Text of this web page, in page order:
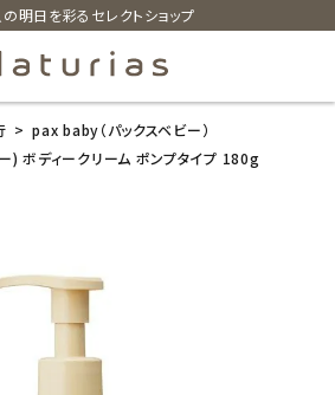
明日を彩るセレクトショップ
search
pax baby（パックスベビー）
) ボディークリーム ポンプタイプ 180g